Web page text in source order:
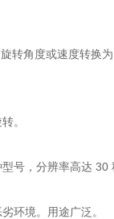
转角度或速度转换为
。
号，分辨率高达 30
环境。用途广泛。